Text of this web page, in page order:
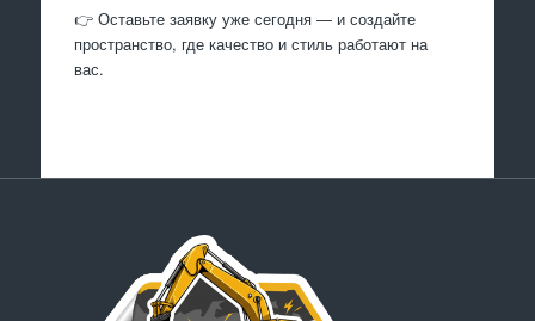
👉 Оставьте заявку уже сегодня — и создайте
пространство, где качество и стиль работают на
вас.